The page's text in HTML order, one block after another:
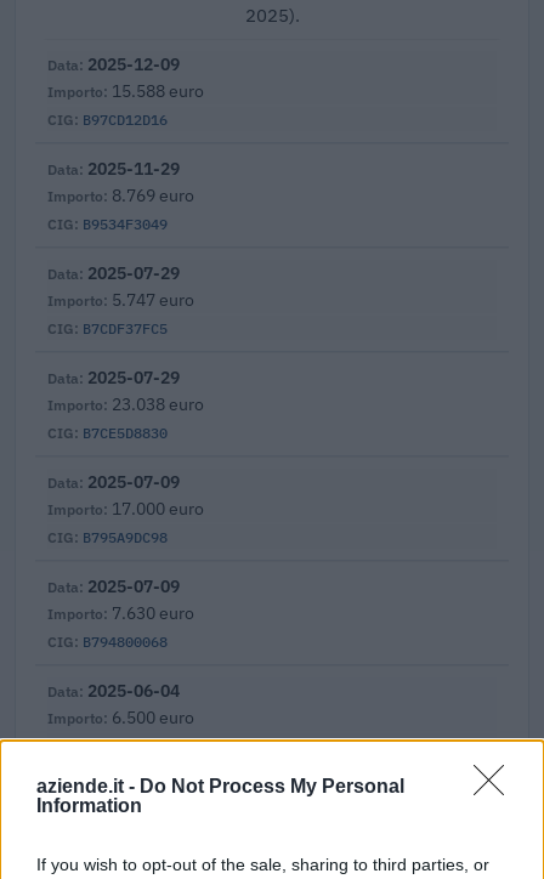
aziende.it - Do Not Process My Personal
Information
If you wish to opt-out of the sale, sharing to third parties, or
2025).
B97CD12D16
2025-12-09
15.588 euro
B9534F3049
2025-11-29
8.769 euro
B7CDF37FC5
2025-07-29
5.747 euro
B7CE5D8830
2025-07-29
23.038 euro
B795A9DC98
2025-07-09
17.000 euro
B794800068
2025-07-09
7.630 euro
B722BA7D99
2025-06-04
6.500 euro
2025-04-03